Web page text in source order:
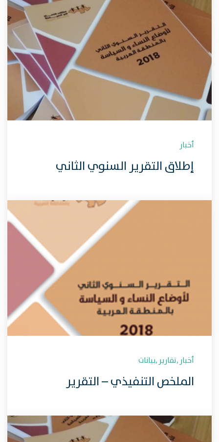
أخبار
إطلاق التقرير السنوي الثاني
بالمنطقة العربية
أخبار ,تقارير ,بيانات
الملخص التنفيذي – التقرير
السياسة بالمنطقة العربية 2018